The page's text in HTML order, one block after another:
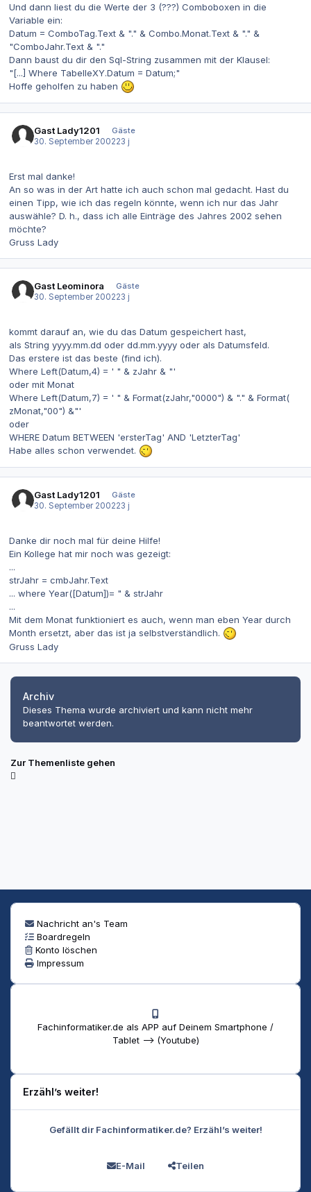
Und dann liest du die Werte der 3 (???) Comboboxen in die
Variable ein:
Datum = ComboTag.Text & "." & Combo.Monat.Text & "." &
"ComboJahr.Text & "."
Dann baust du dir den Sql-String zusammen mit der Klausel:
"[...] Where TabelleXY.Datum = Datum;"
Hoffe geholfen zu haben
Gast Lady1201
Gäste
30. September 200223 j
Erst mal danke!
An so was in der Art hatte ich auch schon mal gedacht. Hast du
einen Tipp, wie ich das regeln könnte, wenn ich nur das Jahr
auswähle? D. h., dass ich alle Einträge des Jahres 2002 sehen
möchte?
Gruss Lady
Gast Leominora
Gäste
30. September 200223 j
kommt darauf an, wie du das Datum gespeichert hast,
als String yyyy.mm.dd oder dd.mm.yyyy oder als Datumsfeld.
Das erstere ist das beste (find ich).
Where Left(Datum,4) = ' " & zJahr & "'
oder mit Monat
Where Left(Datum,7) = ' " & Format(zJahr,"0000") & "." & Format(
zMonat,"00") &"'
oder
WHERE Datum BETWEEN 'ersterTag' AND 'LetzterTag'
Habe alles schon verwendet.
Gast Lady1201
Gäste
30. September 200223 j
Danke dir noch mal für deine Hilfe!
Ein Kollege hat mir noch was gezeigt:
...
strJahr = cmbJahr.Text
... where Year([Datum])= " & strJahr
...
Mit dem Monat funktioniert es auch, wenn man eben Year durch
Month ersetzt, aber das ist ja selbstverständlich.
Gruss Lady
Archiv
Dieses Thema wurde archiviert und kann nicht mehr
beantwortet werden.
Zur Themenliste gehen
Nachricht an's Team
Boardregeln
Konto löschen
Impressum
Fachinformatiker.de als APP auf Deinem Smartphone /
Tablet --> (Youtube)
Erzähl’s weiter!
Gefällt dir Fachinformatiker.de? Erzähl’s weiter!
E-Mail Teilen